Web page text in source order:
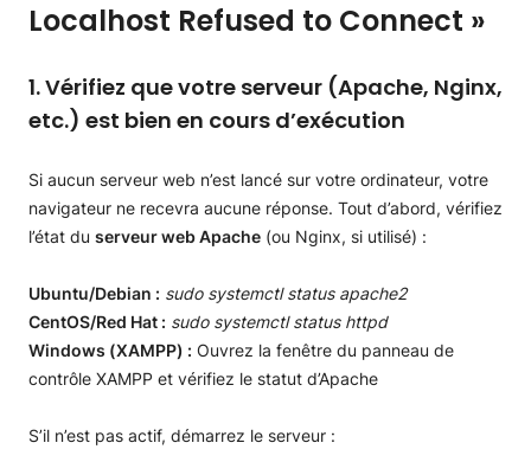
Localhost Refused to Connect »
1. Vérifiez que votre serveur (Apache, Nginx,
etc.) est bien en cours d’exécution
Si aucun serveur web n’est lancé sur votre ordinateur, votre
navigateur ne recevra aucune réponse. Tout d’abord, vérifiez
l’état du serveur web Apache (ou Nginx, si utilisé) :
Ubuntu/Debian : sudo systemctl status apache2
CentOS/Red Hat : sudo systemctl status httpd
Windows (XAMPP) : Ouvrez la fenêtre du panneau de
contrôle XAMPP et vérifiez le statut d’Apache
S’il n’est pas actif, démarrez le serveur :